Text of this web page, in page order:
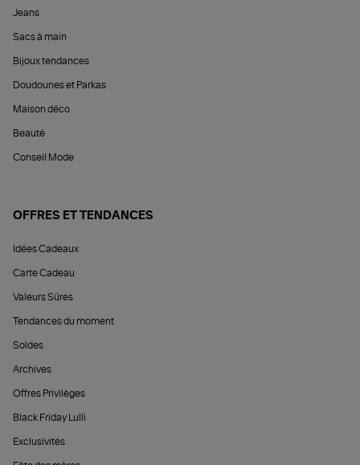
Jeans
Sacs à main
Bijoux tendances
Doudounes et Parkas
Maison déco
Beauté
Conseil Mode
OFFRES ET TENDANCES
Idées Cadeaux
Carte Cadeau
Valeurs Sûres
Tendances du moment
Soldes
Archives
Offres Privilèges
Black Friday Lulli
Exclusivités